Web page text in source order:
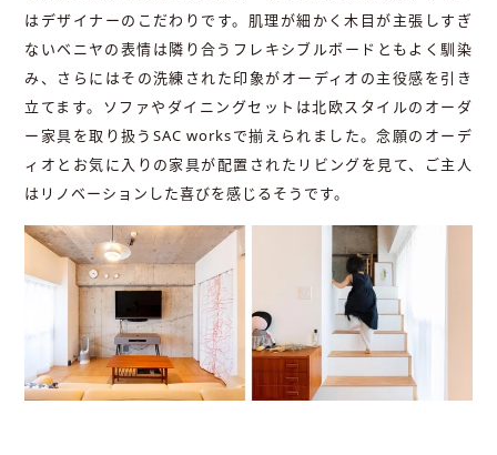
はデザイナーのこだわりです。肌理が細かく木目が主張しすぎ
ないベニヤの表情は隣り合うフレキシブルボードともよく馴染
み、さらにはその洗練された印象がオーディオの主役感を引き
立てます。ソファやダイニングセットは北欧スタイルのオーダ
ー家具を取り扱うSAC worksで揃えられました。念願のオーデ
ィオとお気に入りの家具が配置されたリビングを見て、ご主人
はリノベーションした喜びを感じるそうです。